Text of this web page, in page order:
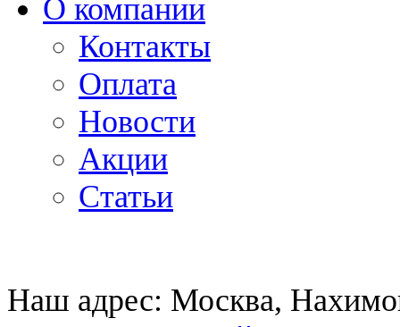
О компании
Контакты
Оплата
Новости
Акции
Статьи
Наш адрес: Москва,